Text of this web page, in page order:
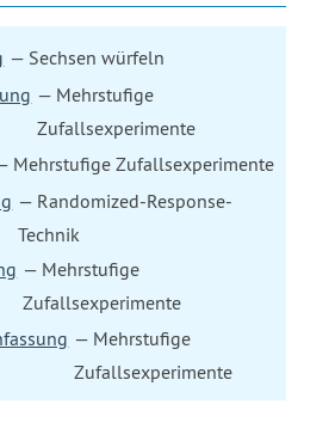
— Sechsen würfeln
— Mehrstufige
Zufallsexperimente
Mehrstufige Zufallsexperimente
— Randomized-Response-
Technik
— Mehrstufige
Zufallsexperimente
— Mehrstufige
Zufallsexperimente